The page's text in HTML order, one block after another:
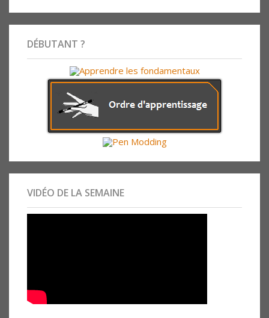
DÉBUTANT ?
VIDÉO DE LA SEMAINE